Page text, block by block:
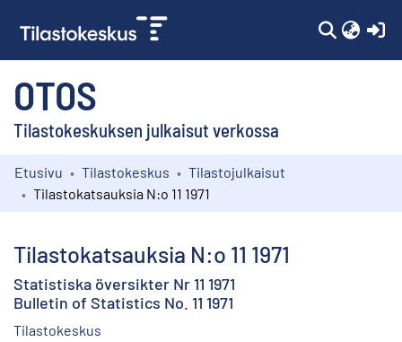
OTOS
Tilastokeskuksen julkaisut verkossa
Kokoelmat
Etusivu Tilastokeskus
Tilastojulkaisut
Tilastokatsauksia N:o 11 1971
Tilastokatsauksia N:o 11 1971
Statistiska översikter Nr 11 1971
Bulletin of Statistics No. 11 1971
Tilastokeskus